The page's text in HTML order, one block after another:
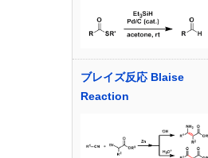
ブレイズ反応 Blaise
Reaction